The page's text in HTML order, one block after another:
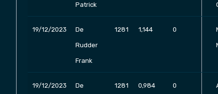
Patrick
19/12/2023 De
Rudder
Frank
1281 1,144 0
19/12/2023 De 1281 0,984 0